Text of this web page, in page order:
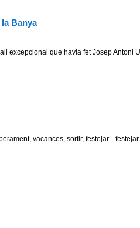
Banya
excepcional que havia fet Josep Antoni
vacances, sortir, festejar...